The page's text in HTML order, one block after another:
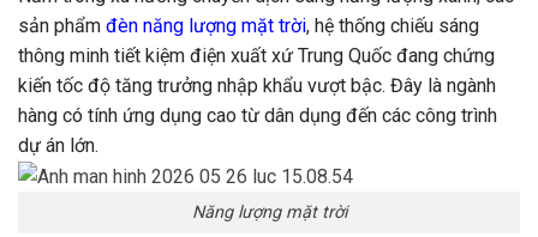
sản phẩm đèn năng lượng mặt trời, hệ thống chiếu sáng
thông minh tiết kiệm điện xuất xứ Trung Quốc đang chứng
kiến tốc độ tăng trưởng nhập khẩu vượt bậc. Đây là ngành
hàng có tính ứng dụng cao từ dân dụng đến các công trình
dự án lớn.
Năng lượng mặt trời